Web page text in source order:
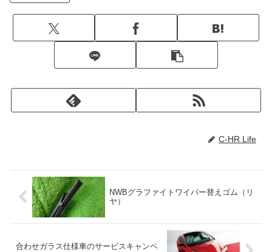
C-HR Life
NWBグラファイトワイパー替えゴム（リ
ヤ）
合わせガラス仕様車のサービスキャンペ